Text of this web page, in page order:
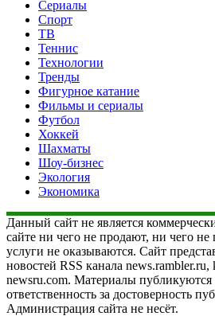
Сериалы
Спорт
ТВ
Теннис
Технологии
Тренды
Фигурное катание
Фильмы и сериалы
Футбол
Хоккей
Шахматы
Шоу-бизнес
Экология
Экономика
Данный сайт не является
сайте ни чего не продают, ни чего
услуги не оказываются. Сайт
новостей RSS канала news.rambler.ru,
newsru.com. Материалы публикуются
ответственность за достоверность
Администрация сайта не несёт.